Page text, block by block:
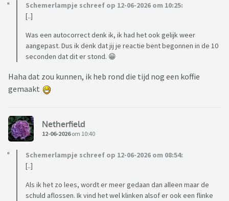
Schemerlampje schreef op 12-06-2026 om 10:25:
[..]
Was een autocorrect denk ik, ik had het ook gelijk weer
aangepast. Dus ik denk dat jij je reactie bent begonnen in de 10
seconden dat dit er stond. 😁
Haha dat zou kunnen, ik heb rond die tijd nog een koffie
gemaakt
Netherfield
12-06-2026om 10:40
Schemerlampje schreef op 12-06-2026 om 08:54:
[..]
Als ik het zo lees, wordt er meer gedaan dan alleen maar de
schuld aflossen. Ik vind het wel klinken alsof er ook een flinke